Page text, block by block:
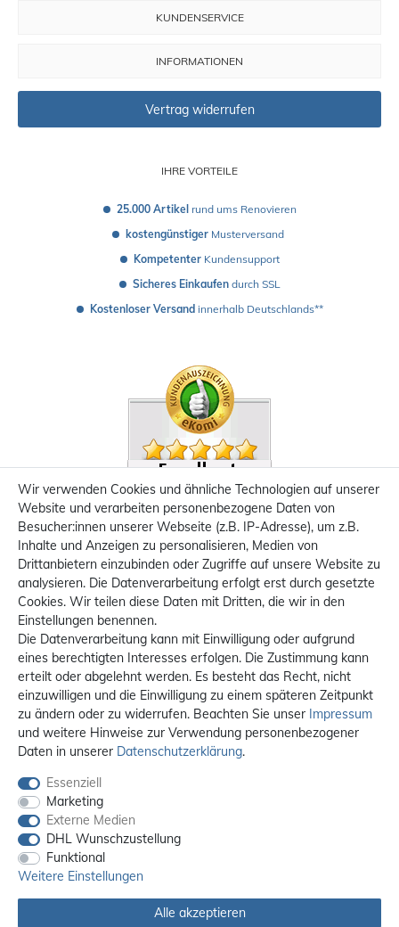
IHRE VORTEILE
25.000 Artikel rund ums Renovieren
kostengünstiger Musterversand
Kompetenter Kundensupport
Sicheres Einkaufen durch SSL
Kostenloser Versand innerhalb Deutschlands**
KUNDENSERVICE
INFORMATIONEN
Vertrag widerrufen
Wir verwenden Cookies und ähnliche Technologien auf unserer
Website und verarbeiten personenbezogene Daten von
Besucher:innen unserer Webseite (z.B. IP-Adresse), um z.B.
Inhalte und Anzeigen zu personalisieren, Medien von
Drittanbietern einzubinden oder Zugriffe auf unsere Website zu
analysieren. Die Datenverarbeitung erfolgt erst durch gesetzte
Cookies. Wir teilen diese Daten mit Dritten, die wir in den
Einstellungen benennen.
Die Datenverarbeitung kann mit Einwilligung oder aufgrund
eines berechtigten Interesses erfolgen. Die Zustimmung kann
erteilt oder abgelehnt werden. Es besteht das Recht, nicht
einzuwilligen und die Einwilligung zu einem späteren Zeitpunkt
zu ändern oder zu widerrufen. Beachten Sie unser Impressum
und weitere Hinweise zur Verwendung personenbezogener
Daten in unserer Daten­schutz­erklärung.
Essenziell
Marketing
Externe Medien
DHL Wunschzustellung
Funktional
Weitere Einstellungen
Alle akzeptieren